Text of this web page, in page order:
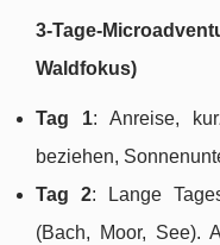
3-Tage-
Waldfokus)
Tag 1: Anreise,
beziehen,
Tag 2: Lange
(Bach, Moor, See).